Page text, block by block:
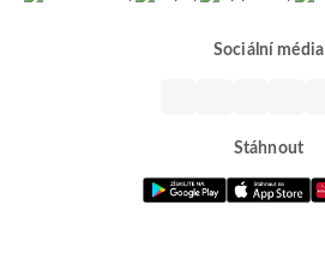
Sociální média
Stáhnout